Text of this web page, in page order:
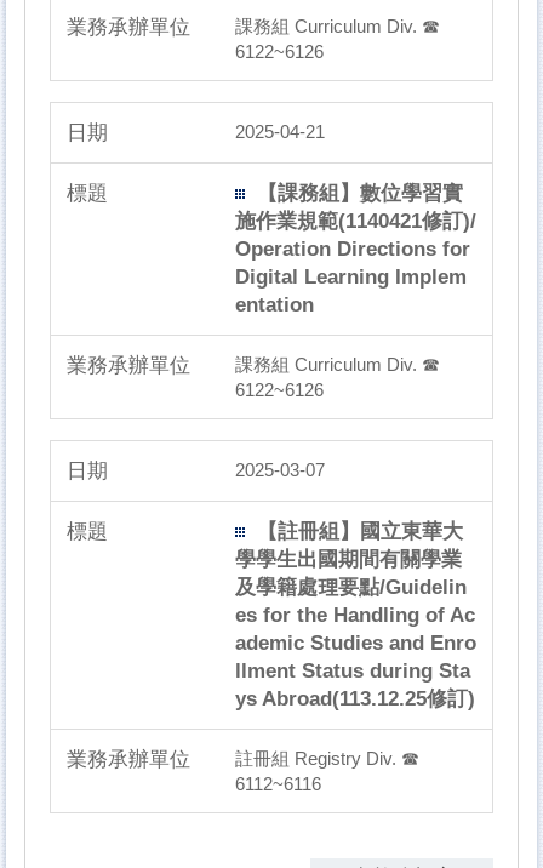
課務組 Curriculum Div. ☎
6122~6126
2025-04-21
【課務組】數位學習實
施作業規範(1140421修訂)/
Operation Directions for
Digital Learning Implem
entation
課務組 Curriculum Div. ☎
6122~6126
2025-03-07
【註冊組】國立東華大
學學生出國期間有關學業
及學籍處理要點/Guidelin
es for the Handling of Ac
ademic Studies and Enro
llment Status during Sta
ys Abroad(113.12.25修訂)
註冊組 Registry Div. ☎
6112~6116